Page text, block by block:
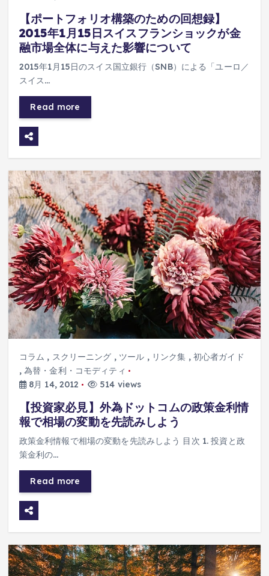
【ポートフォリオ構築のための回想録】
2015年1月15日スイスフランショックが金
融市場全体に与えた影響について
2015年1月15日のスイス国立銀行（SNB）による「ユーロ／
スイス…
Read more
コラム , スクリーニング , ツール , リンク集 , 初心者ガイド
, 為替・金利・コモディティ
8月 14, 2012
514 views
【投資家必見】外為ドットコムの政策金利情
報で相場の変動を先読みしよう
政策金利情報で相場の変動を先読みしよう 目次 1. 投資と政
策金利の…
Read more